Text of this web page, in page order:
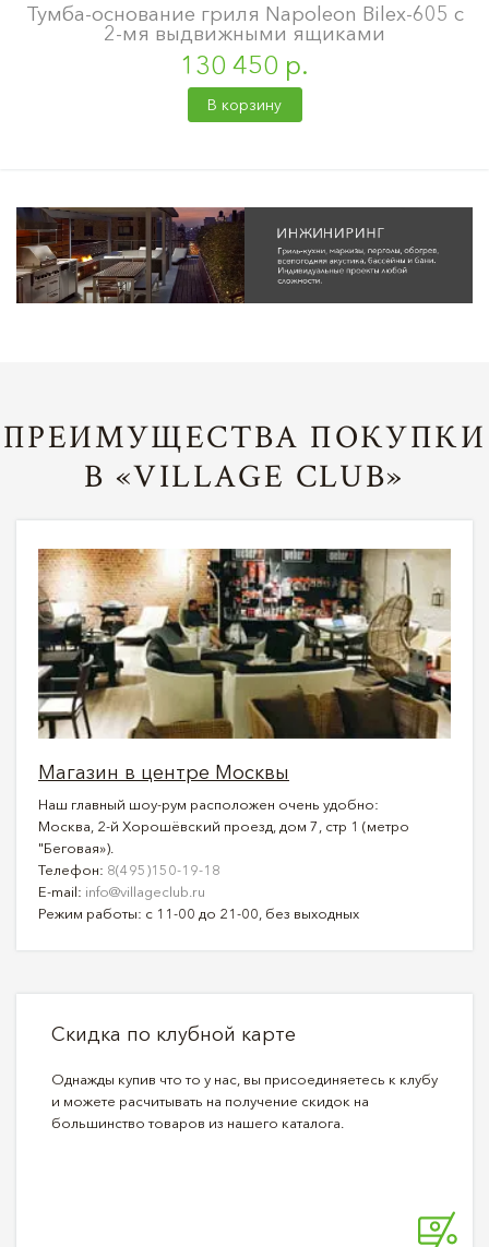
Тумба-основание гриля Napoleon Bilex-605 с
2-мя выдвижными ящиками
130 450 р.
В корзину
ПРЕИМУЩЕСТВА ПОКУПКИ
В «VILLAGE CLUB»
Магазин в центре Москвы
Наш главный шоу-рум расположен очень удобно:
Москва, 2-й Хорошёвский проезд, дом 7, стр 1 (метро
"Беговая»).
Телефон: 8(495)150-19-18
E-mail: info@villageclub.ru
Режим работы: с 11-00 до 21-00, без выходных
Скидка по клубной карте
Однажды купив что то у нас, вы присоединяетесь к клубу
и можете расчитывать на получение скидок на
большинство товаров из нашего каталога.